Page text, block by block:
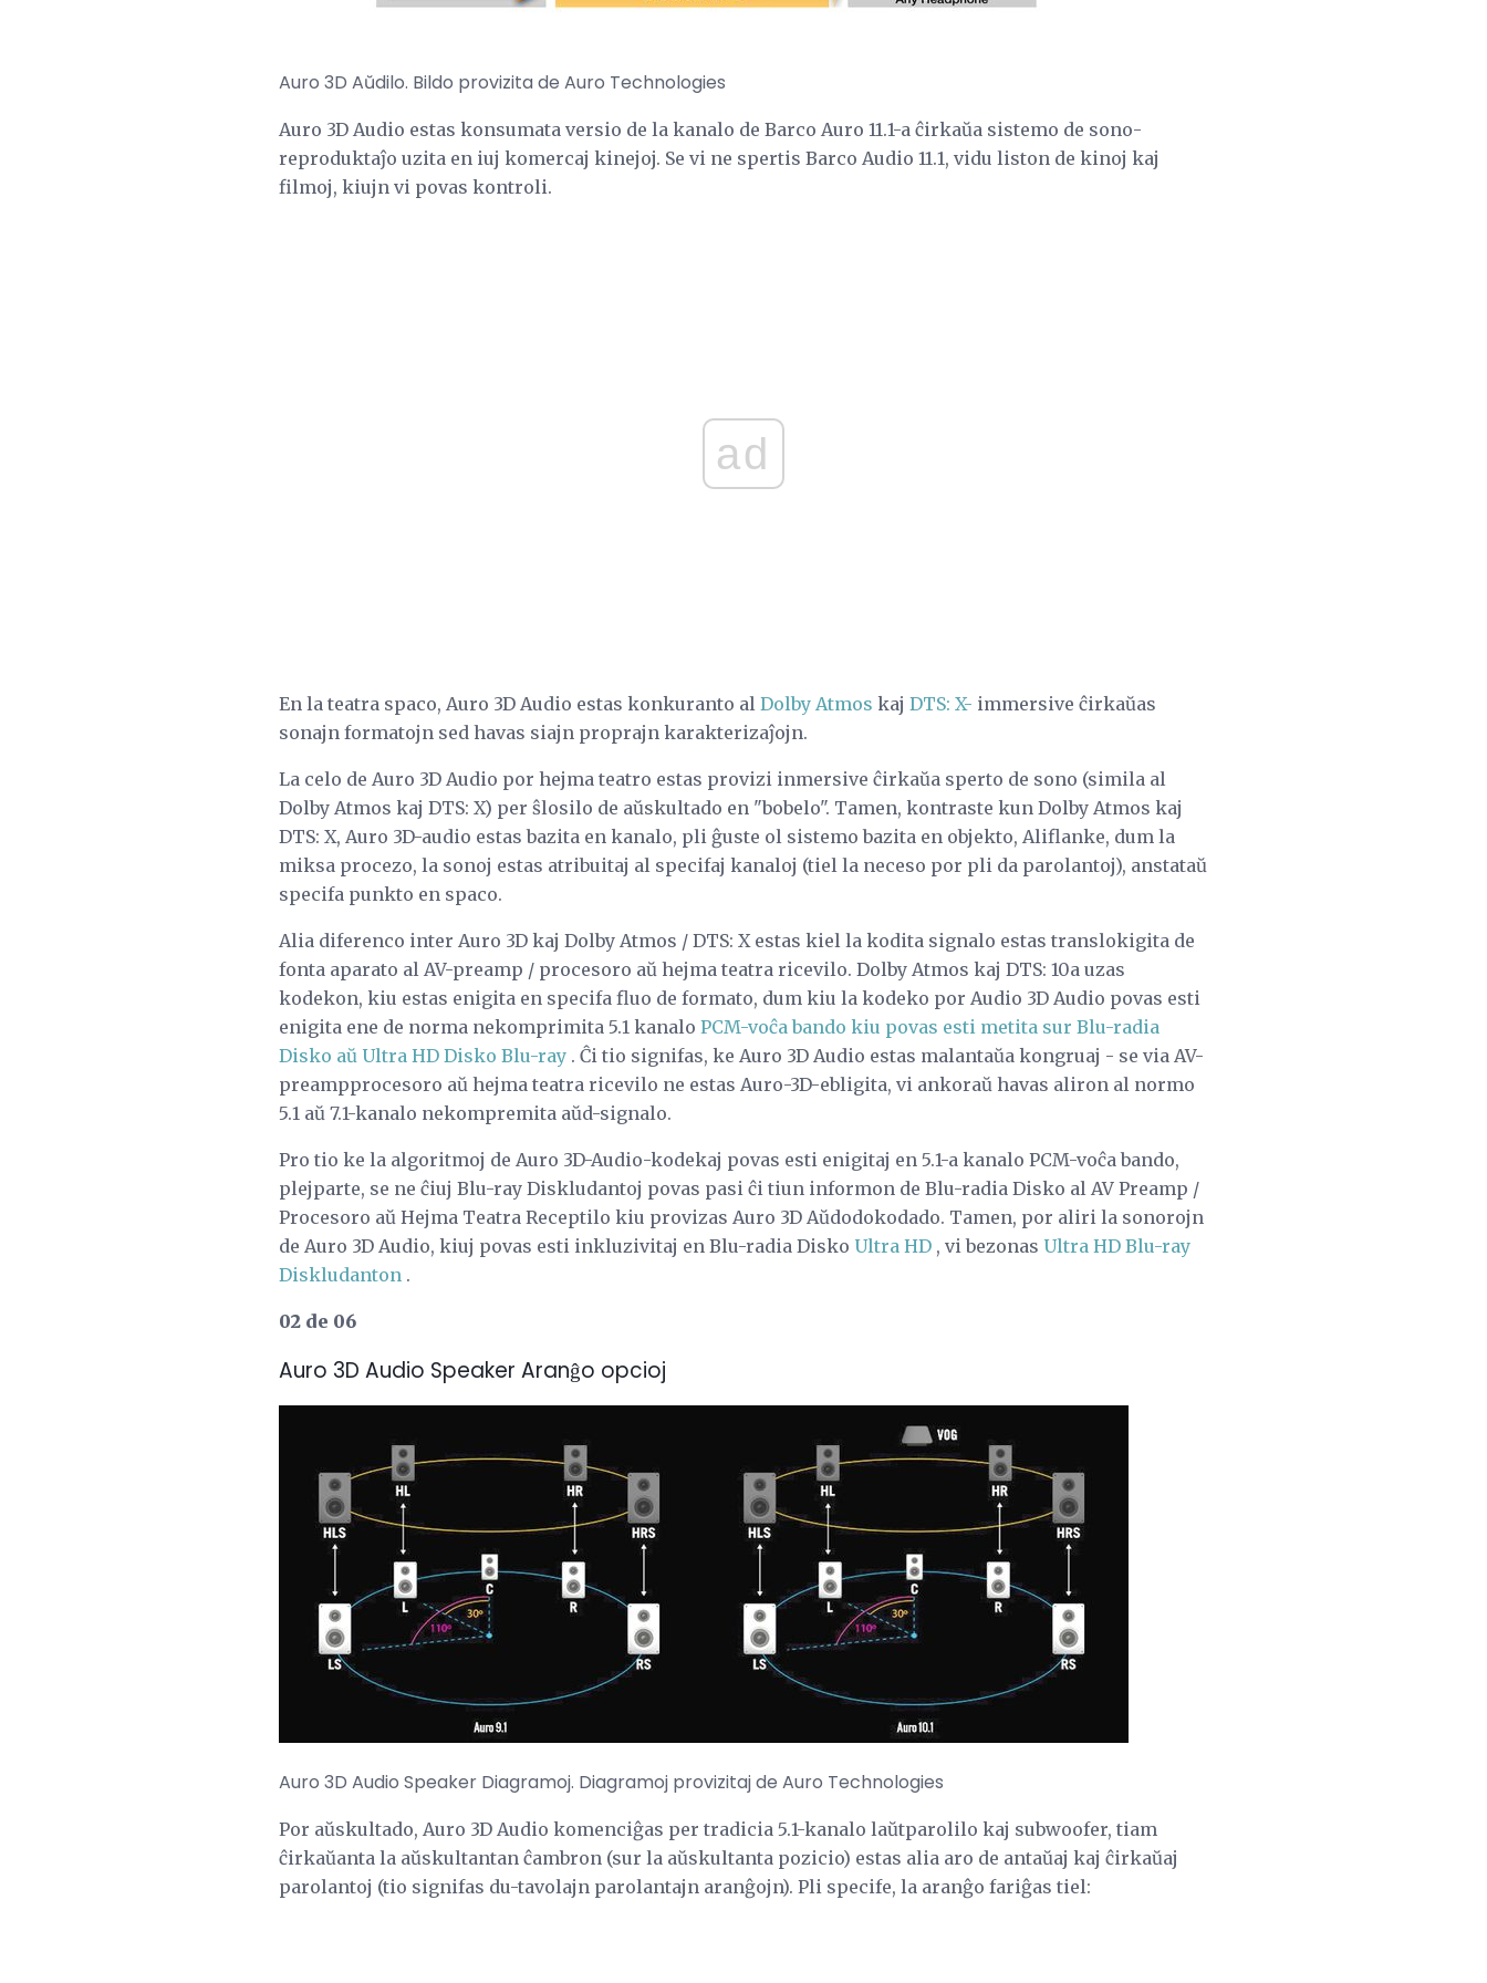
Auro 3D Aŭdilo. Bildo provizita de Auro Technologies
Auro 3D Audio estas konsumata versio de la kanalo de Barco Auro 11.1-a ĉirkaŭa sistemo de sono-
reproduktaĵo uzita en iuj komercaj kinejoj. Se vi ne spertis Barco Audio 11.1, vidu liston de kinoj kaj
filmoj, kiujn vi povas kontroli.
ad
En la teatra spaco, Auro 3D Audio estas konkuranto al Dolby Atmos kaj DTS: X- immersive ĉirkaŭas
sonajn formatojn sed havas siajn proprajn karakterizaĵojn.
La celo de Auro 3D Audio por hejma teatro estas provizi inmersive ĉirkaŭa sperto de sono (simila al
Dolby Atmos kaj DTS: X) per ŝlosilo de aŭskultado en "bobelo". Tamen, kontraste kun Dolby Atmos kaj
DTS: X, Auro 3D-audio estas bazita en kanalo, pli ĝuste ol sistemo bazita en objekto, Aliflanke, dum la
miksa procezo, la sonoj estas atribuitaj al specifaj kanaloj (tiel la neceso por pli da parolantoj), anstataŭ
specifa punkto en spaco.
Alia diferenco inter Auro 3D kaj Dolby Atmos / DTS: X estas kiel la kodita signalo estas translokigita de
fonta aparato al AV-preamp / procesoro aŭ hejma teatra ricevilo. Dolby Atmos kaj DTS: 10a uzas
kodekon, kiu estas enigita en specifa fluo de formato, dum kiu la kodeko por Audio 3D Audio povas esti
enigita ene de norma nekomprimita 5.1 kanalo PCM-voĉa bando kiu povas esti metita sur Blu-radia
Disko aŭ Ultra HD Disko Blu-ray . Ĉi tio signifas, ke Auro 3D Audio estas malantaŭa kongruaj - se via AV-
preampprocesoro aŭ hejma teatra ricevilo ne estas Auro-3D-ebligita, vi ankoraŭ havas aliron al normo
5.1 aŭ 7.1-kanalo nekompremita aŭd-signalo.
Pro tio ke la algoritmoj de Auro 3D-Audio-kodekaj povas esti enigitaj en 5.1-a kanalo PCM-voĉa bando,
plejparte, se ne ĉiuj Blu-ray Diskludantoj povas pasi ĉi tiun informon de Blu-radia Disko al AV Preamp /
Procesoro aŭ Hejma Teatra Receptilo kiu provizas Auro 3D Aŭdodokodado. Tamen, por aliri la sonorojn
de Auro 3D Audio, kiuj povas esti inkluzivitaj en Blu-radia Disko Ultra HD , vi bezonas Ultra HD Blu-ray
Diskludanton .
02 de 06
Auro 3D Audio Speaker Aranĝo opcioj
Auro 3D Audio Speaker Diagramoj. Diagramoj provizitaj de Auro Technologies
Por aŭskultado, Auro 3D Audio komenciĝas per tradicia 5.1-kanalo laŭtparolilo kaj subwoofer, tiam
ĉirkaŭanta la aŭskultantan ĉambron (sur la aŭskultanta pozicio) estas alia aro de antaŭaj kaj ĉirkaŭaj
parolantoj (tio signifas du-tavolajn parolantajn aranĝojn). Pli specife, la aranĝo fariĝas tiel: